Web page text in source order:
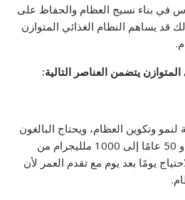
في بناء نسيج العظام والحفاظ على
قد يساهم النظام الغذائي المتوازن
يتضمن العناصر التالية:
وتكوين العظام، ويحتاج البالغون
الذين تتراوح أعمارهم بين 15 و 50 عامًا إلى 1000 ملليجرام من
يومًا بعد يوم مع تقدم العمر لأن